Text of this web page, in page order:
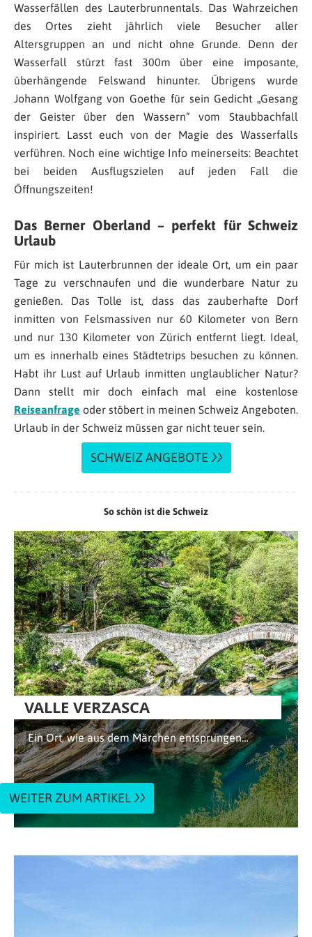
Wasserfällen des Lauterbrunnentals. Das Wahrzeichen
des Ortes zieht jährlich viele Besucher aller
Altersgruppen an und nicht ohne Grunde. Denn der
Wasserfall stürzt fast 300m über eine imposante,
überhängende Felswand hinunter. Übrigens wurde
Johann Wolfgang von Goethe für sein Gedicht „Gesang
der Geister über den Wassern“ vom Staubbachfall
inspiriert. Lasst euch von der Magie des Wasserfalls
verführen. Noch eine wichtige Info meinerseits: Beachtet
bei beiden Ausflugszielen auf jeden Fall die
Öffnungszeiten!
Das Berner Oberland – perfekt für Schweiz
Urlaub
Für mich ist Lauterbrunnen der ideale Ort, um ein paar
Tage zu verschnaufen und die wunderbare Natur zu
genießen. Das Tolle ist, dass das zauberhafte Dorf
inmitten von Felsmassiven nur 60 Kilometer von Bern
und nur 130 Kilometer von Zürich entfernt liegt. Ideal,
um es innerhalb eines Städtetrips besuchen zu können.
Habt ihr Lust auf Urlaub inmitten unglaublicher Natur?
Dann stellt mir doch einfach mal eine kostenlose
Reiseanfrage oder stöbert in meinen Schweiz Angeboten.
Urlaub in der Schweiz müssen gar nicht teuer sein.
SCHWEIZ ANGEBOTE
So schön ist die Schweiz
VALLE VERZASCA
Ein Ort, wie aus dem Märchen entsprungen…
WEITER ZUM ARTIKEL